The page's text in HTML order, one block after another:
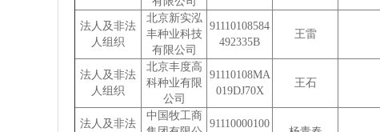
法人及非法
人组织
北京新实泓
丰种业科技
有限公司
91110108584
492335B
王雷
法人及非法
人组织
北京丰度高
科种业有限
公司
91110108MA
019DJ70X
王石
法人及非法
中国牧工商
91110000100